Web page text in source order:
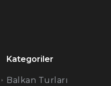
Kategoriler
Balkan Turları